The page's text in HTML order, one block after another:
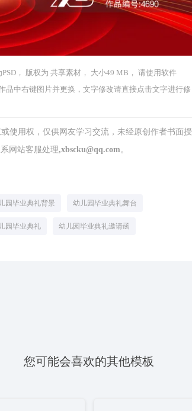
， 版权为 共享素材， 大小49 MB， 请使用软件
品中右键图片并更换，文字修改请直接点击文字进行修
使用权，仅供网友学习交流，未经原创作者书面授
网站客服处理,xbscku@qq.com。
园毕业典礼背景 幼儿园毕业典礼舞台
园毕业典礼 幼儿园毕业典礼邀请函
您可能会喜欢的其他模板